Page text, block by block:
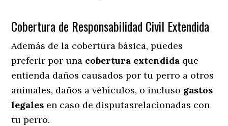
Cobertura de Responsabilidad Civil Extendida
Además de la cobertura básica, puedes
preferir por una cobertura extendida que
entienda daños causados por tu perro a otros
animales, daños a vehículos, o incluso gastos
legales en caso de disputasrelacionadas con
tu perro.